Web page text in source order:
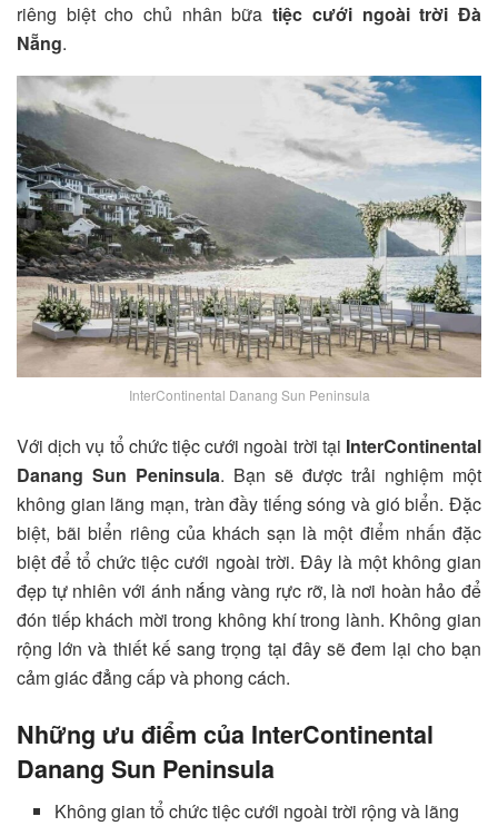
riêng biệt cho chủ nhân bữatiệc cưới ngoài trời Đà
Nẵng.
InterContinental Danang Sun Peninsula
Với dịch vụ tổ chức tiệc cưới ngoài trời tại InterContinental
Danang Sun Peninsula. Bạn sẽ được trải nghiệm một
không gian lãng mạn, tràn đầy tiếng sóng và gió biển. Đặc
biệt, bãi biển riêng của khách sạn là một điểm nhấn đặc
biệt để tổ chức tiệc cưới ngoài trời. Đây là một không gian
đẹp tự nhiên với ánh nắng vàng rực rỡ, là nơi hoàn hảo để
đón tiếp khách mời trong không khí trong lành. Không gian
rộng lớn và thiết kế sang trọng tại đây sẽ đem lại cho bạn
cảm giác đẳng cấp và phong cách.
Những ưu điểm của InterContinental
Danang Sun Peninsula
Không gian tổ chức tiệc cưới ngoài trời rộng và lãng